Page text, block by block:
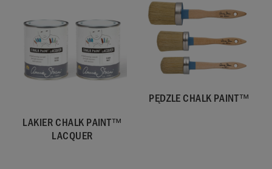
LAKIER CHALK PAINT™
LACQUER
PĘDZLE CHALK PAINT™